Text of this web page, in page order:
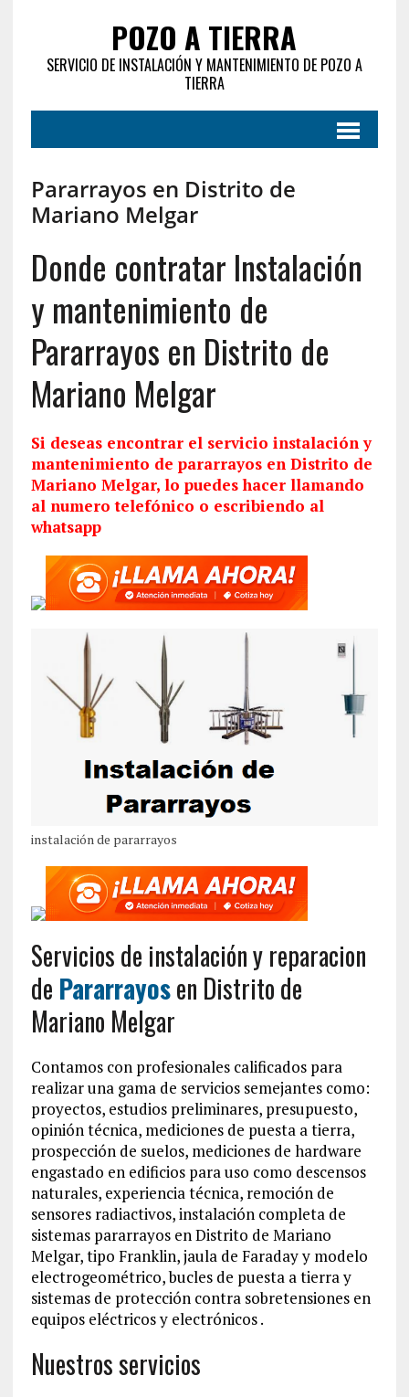
POZO A TIERRA
SERVICIO DE INSTALACIÓN Y MANTENIMIENTO DE POZO A
TIERRA
Pararrayos en Distrito de
Mariano Melgar
Donde contratar Instalación
y mantenimiento de
Pararrayos en Distrito de
Mariano Melgar
Si deseas encontrar el servicio instalacióny
mantenimiento de pararrayos en Distrito de
Mariano Melgar, lo puedes hacer llamando
al numero telefónico o escribiendo al
whatsapp
instalación de pararrayos
Servicios de instalación y reparacion
de Pararrayosen Distrito de
Mariano Melgar
Contamos con profesionales calificados para
realizar una gama de servicios semejantes como:
proyectos, estudios preliminares, presupuesto,
opinión técnica, mediciones de puesta a tierra,
prospección de suelos, mediciones de hardware
engastado en edificios para uso como descensos
naturales, experiencia técnica, remoción de
sensores radiactivos, instalación completa de
sistemas pararrayos en Distrito de Mariano
Melgar, tipo Franklin, jaula de Faraday y modelo
electrogeométrico, bucles de puesta a tierra y
sistemas de protección contra sobretensiones en
equipos eléctricos y electrónicos .
Nuestros servicios